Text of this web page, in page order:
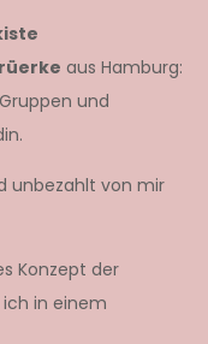
aus Hamburg:
und
unbezahlt von mir
Konzept der
in einem